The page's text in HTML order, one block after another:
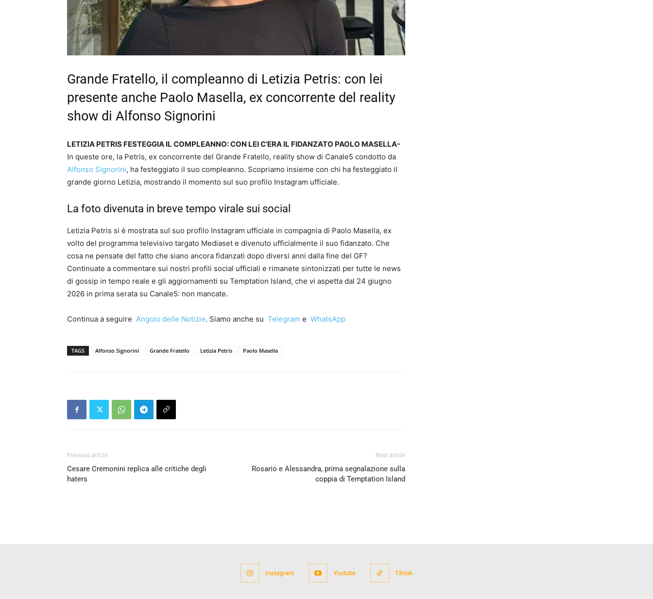
Grande Fratello, il compleanno di Letizia Petris: con lei
presente anche Paolo Masella, ex concorrente del reality
show di Alfonso Signorini
LETIZIA PETRIS FESTEGGIA IL COMPLEANNO: CON LEI C’ERA IL FIDANZATO PAOLO MASELLA-
In queste ore, la Petris, ex concorrente del Grande Fratello, reality show di Canale5 condotto da
Alfonso Signorini, ha festeggiato il suo compleanno. Scopriamo insieme con chi ha festeggiato il
grande giorno Letizia, mostrando il momento sul suo profilo Instagram ufficiale.
La foto divenuta in breve tempo virale sui social
Letizia Petris si è mostrata sul suo profilo Instagram ufficiale in compagnia di Paolo Masella, ex
volto del programma televisivo targato Mediaset e divenuto ufficialmente il suo fidanzato. Che
cosa ne pensate del fatto che siano ancora fidanzati dopo diversi anni dalla fine del GF?
Continuate a commentare sui nostri profili social ufficiali e rimanete sintonizzati per tutte le news
di gossip in tempo reale e gli aggiornamenti su Temptation Island, che vi aspetta dal 24 giugno
2026 in prima serata su Canale5: non mancate.
Continua a seguire Angolo delle Notizie. Siamo anche su Telegram e WhatsApp
TAGS Alfonso Signorini Grande Fratello Letizia Petris Paolo Masella
Previous article
Cesare Cremonini replica alle critiche degli
haters
Next article
Rosario e Alessandra, prima segnalazione sulla
coppia di Temptation Island
Instagram Youtube Tiktok